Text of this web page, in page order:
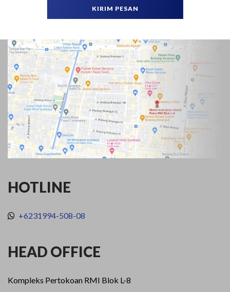
HOTLINE
+6231994-508-08
HEAD OFFICE
Kompleks Pertokoan RMI Blok L-8